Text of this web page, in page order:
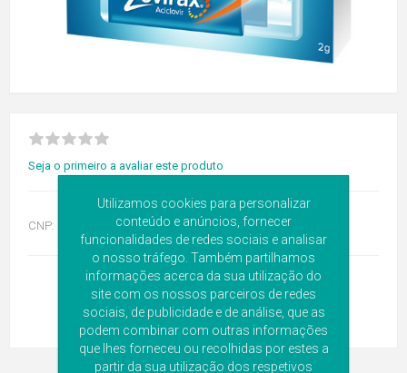
Seja o primeiro a avaliar este produto
CNP:
Utilizamos cookies para personalizar
conteúdo e anúncios, fornecer
funcionalidades de redes sociais e analisar
o nosso tráfego. Também partilhamos
informações acerca da sua utilização do
site com os nossos parceiros de redes
sociais, de publicidade e de análise, que as
podem combinar com outras informações
que lhes forneceu ou recolhidas por estes a
partir da sua utilização dos respetivos